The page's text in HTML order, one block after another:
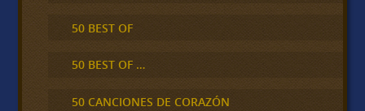
50 BEST OF
50 BEST OF …
50 CANCIONES DE CORAZÓN